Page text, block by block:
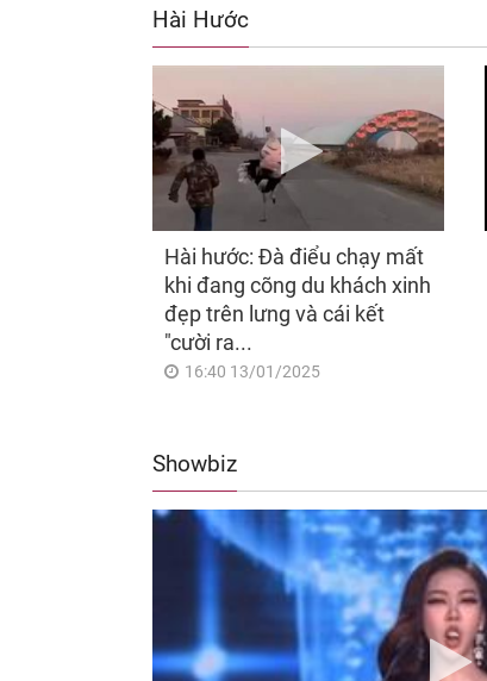
Hài Hước
Hài hước: Đà điểu chạy mất
khi đang cõng du khách xinh
đẹp trên lưng và cái kết
"cười ra...
16:40 13/01/2025
Showbiz